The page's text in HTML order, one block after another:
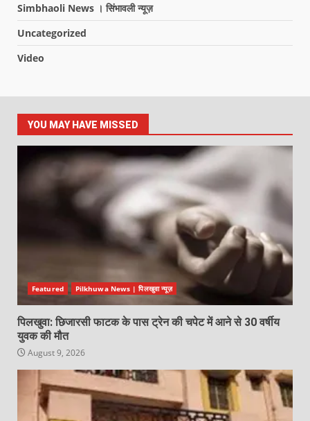
Simbhaoli News । सिंभावली न्यूज़
Uncategorized
Video
YOU MAY HAVE MISSED
Featured Pilkhuwa News | पिलखुवा न्यूज़
पिलखुवा: छिजारसी फाटक के पास ट्रेन की चपेट में आने से 30 वर्षीय
युवक की मौत
August 9, 2026